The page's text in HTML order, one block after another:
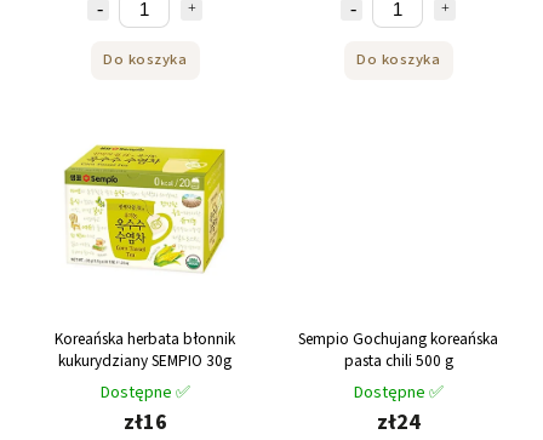
Do koszyka Do koszyka
Koreańska herbata błonnik
kukurydziany SEMPIO 30g
Dostępne ✅
zł16
Sempio Gochujang koreańska
pasta chili 500 g
Dostępne ✅
zł24